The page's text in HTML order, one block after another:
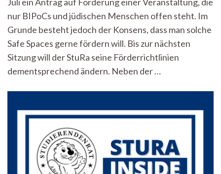
gefördert
werden?
–
StuRa-
Inside
3.
Juli
nur BIPoCs und jüdischen Menschen offen steht. Im
Grunde besteht jedoch der Konsens, dass man solche
Safe Spaces gerne fördern will. Bis zur nächsten
Sitzung will der StuRa seine Förderrichtlinien
dementsprechend ändern. Neben der …